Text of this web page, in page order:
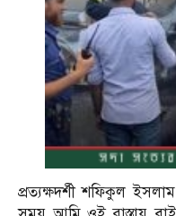
প্রত্যক্ষদর্শী শফিকুল